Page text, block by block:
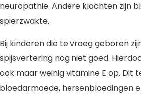
neuropathie. Andere klachten zijn
spierzwakte.
Bij kinderen die te vroeg geboren
spijsvertering nog niet goed.
ook maar weinig vitamine E op. Dit
bloedarmoede, hersenbloedingen